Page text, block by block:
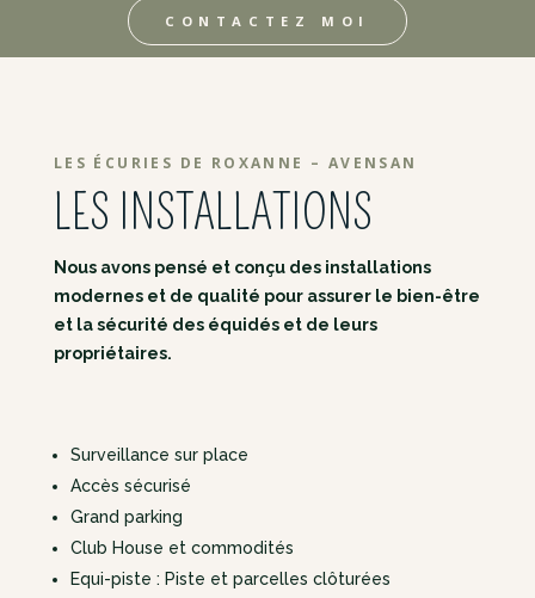
CONTACTEZ MOI
LES ÉCURIES DE ROXANNE – AVENSAN
LES INSTALLATIONS
Nous avons pensé et conçu des installations
modernes et de qualité pour assurer le bien-être
et la sécurité des équidés et de leurs
propriétaires.
Surveillance sur place
Accès sécurisé
Grand parking
Club House et commodités
Equi-piste : Piste et parcelles clôturées